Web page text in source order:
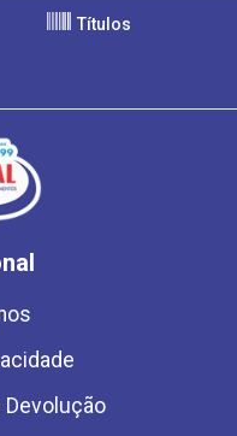
Títulos
Devolução